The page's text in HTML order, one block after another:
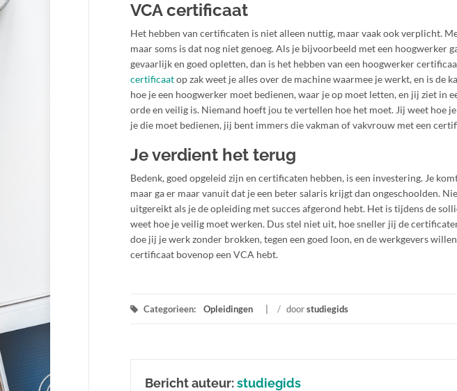
VCA certificaat
Het hebben van certificaten is niet alleen nuttig, maar vaak ook verplicht.
maar soms is dat nog niet genoeg. Als je bijvoorbeeld met een hoogwerker
gevaarlijk en goed opletten, dan is het hebben van een hoogwerker
certificaatop zak weet je alles over de machine waarmee je werkt, en is de
hoe je een hoogwerker moet bedienen, waar je op moet letten, en jij ziet in
orde en veilig is. Niemand hoeft jou te vertellen hoe het moet. Jij weet hoe
je die moet bedienen, jij bent immers die vakman of vakvrouw met een
Je verdient het terug
Bedenk, goed opgeleid zijn en certificaten hebben, is een investering. Je
maar ga er maar vanuit dat je een beter salaris krijgt dan ongeschoolden.
uitgereikt als je de opleiding met succes afgerond hebt. Het is tijdens de
weet hoe je veilig moet werken. Dus stel niet uit, hoe sneller jij de
doe jij je werk zonder brokken, tegen een goed loon, en de werkgevers
certificaat bovenop een VCA hebt.
Categorieen: Opleidingen / doorstudiegids
Bericht auteur:studiegids